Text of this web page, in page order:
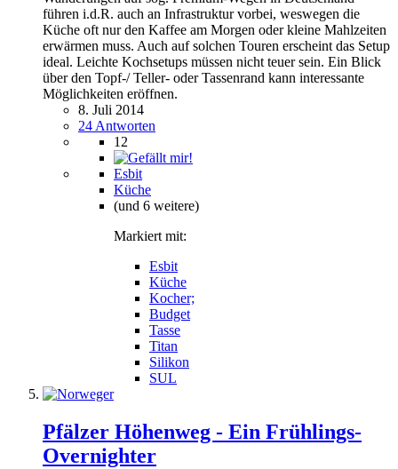
führen i.d.R. auch an Infrastruktur vorbei, weswegen die
Küche oft nur den Kaffee am Morgen oder kleine Mahlzeiten
erwärmen muss. Auch auf solchen Touren erscheint das Setup
ideal. Leichte Kochsetups müssen nicht teuer sein. Ein Blick
über den Topf-/ Teller- oder Tassenrand kann interessante
Möglichkeiten eröffnen.
8. Juli 2014
24 Antworten
12
Esbit
Küche
(und 6 weitere)
Markiert mit:
Esbit
Küche
Kocher;
Budget
Tasse
Titan
Silikon
SUL
Pfälzer Höhenweg - Ein Frühlings-
Overnighter